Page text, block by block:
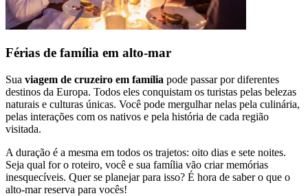
Férias de família em alto-mar
Sua viagem de cruzeiro em família pode passar por diferentes
destinos da Europa. Todos eles conquistam os turistas pelas belezas
naturais e culturas únicas. Você pode mergulhar nelas pela culinária,
pelas interações com os nativos e pela história de cada região
visitada.
A duração é a mesma em todos os trajetos: oito dias e sete noites.
Seja qual for o roteiro, você e sua família vão criar memórias
inesquecíveis. Quer se planejar para isso? É hora de saber o que o
alto-mar reserva para vocês!